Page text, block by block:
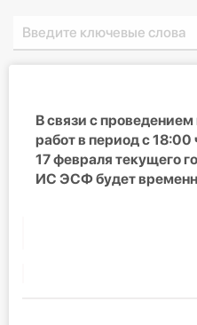
Формы
Правовая база
Библиотека бухгалтера
В связи с
работ в период с 18:00
17 февраля текущего
ИС ЭСФ будет